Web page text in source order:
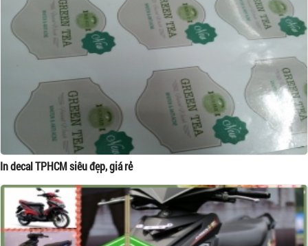
In decal TPHCM siêu đẹp, giá rẻ